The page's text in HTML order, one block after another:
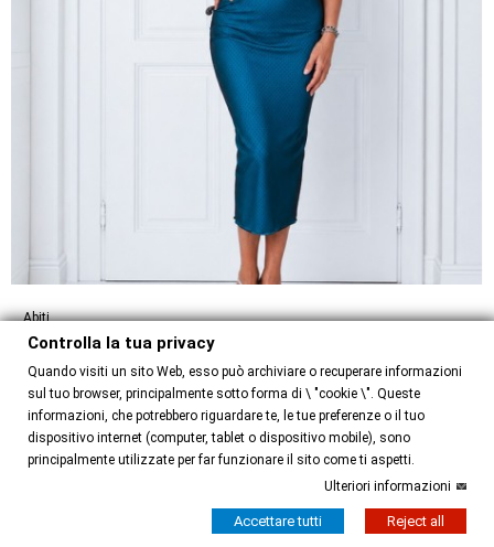
Abiti
Abito Pam Option 38
130,00 €
Controlla la tua privacy
Quando visiti un sito Web, esso può archiviare o recuperare informazioni
sul tuo browser, principalmente sotto forma di \ "cookie \". Queste
informazioni, che potrebbero riguardare te, le tue preferenze o il tuo
dispositivo internet (computer, tablet o dispositivo mobile), sono
principalmente utilizzate per far funzionare il sito come ti aspetti.
Ulteriori informazioni
Accettare tutti Reject all